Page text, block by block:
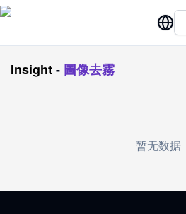
Insight- 圖像去霧
暂无数据